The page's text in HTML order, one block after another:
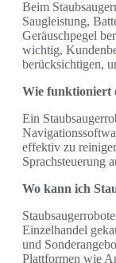
Beim
Saugleistung,
Geräuschpegel
wichtig,
berücksichtigen,
Wie funktioniert
Ein
effektiv zu
Sprachsteuerung
Wo kann ich
Einzelhandel
und
Plattformen wie